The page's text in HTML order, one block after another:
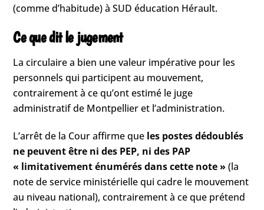
(comme d’habitude) à SUD éducation Hérault.
Ce que dit le jugement
La circulaire a bien une valeur impérative pour les
personnels qui participent au mouvement,
contrairement à ce qu’ont estimé le juge
administratif de Montpellier et l’administration.
L’arrêt de la Cour affirme que les postes dédoublés
ne peuvent être ni des PEP, ni des PAP
« limitativement énumérés dans cette note » (la
note de service ministérielle qui cadre le mouvement
au niveau national), contrairement à ce que prétend